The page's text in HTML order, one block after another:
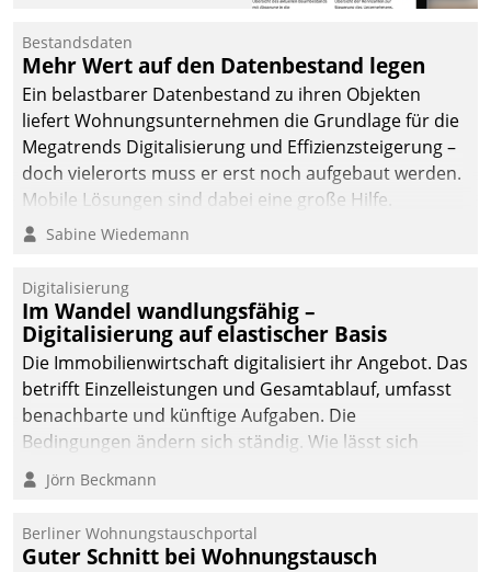
Ressort Kapitalanlage für
künftige Aufgaben und
Herausforderungen
gerüstet.
Bestandsdaten
Mehr Wert auf den Datenbestand legen
Ein belastbarer Datenbestand zu ihren Objekten
liefert Wohnungsunternehmen die Grundlage für die
Megatrends Digitalisierung und Effizienzsteigerung –
doch vielerorts muss er erst noch aufgebaut werden.
Mobile Lösungen sind dabei eine große Hilfe.
Sabine Wiedemann
Digitalisierung
Im Wandel wandlungsfähig –
Digitalisierung auf elastischer Basis
Die Immobilienwirtschaft digitalisiert ihr Angebot. Das
betrifft Einzelleistungen und Gesamtablauf, umfasst
benachbarte und künftige Aufgaben. Die
Bedingungen ändern sich ständig. Wie lässt sich
technisch die Kontrolle wahren und zugleich Freiraum
fürs Wachsen öffnen?
Jörn Beckmann
Berliner Wohnungstauschportal
Guter Schnitt bei Wohnungstausch